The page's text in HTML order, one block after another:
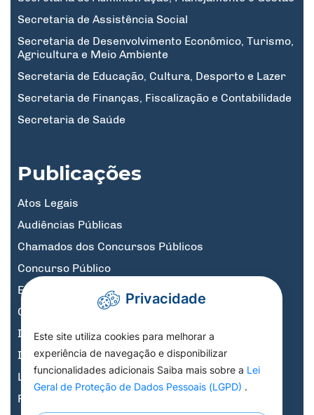
Secretaria de Assistência Social
Secretaria de Desenvolvimento Econômico, Turismo,
Agricultura e Meio Ambiente
Secretaria de Educação, Cultura, Desporto e Lazer
Secretaria de Finanças, Fiscalização e Contabilidade
Secretaria de Saúde
Publicações
Atos Legais
Audiências Públicas
Chamados dos Concursos Públicos
Concurso Público
Educação
Governo Digital
Informativos
Informativos Licitações
Legislação, Decretos e Portarias
Previdência
Privacidade
Este site utiliza cookies para melhorar a
experiência de navegação e disponibilizar
funcionalidades adicionais Saiba mais sobre a Lei
Geral de Proteção de Dados Pessoais (LGPD) .